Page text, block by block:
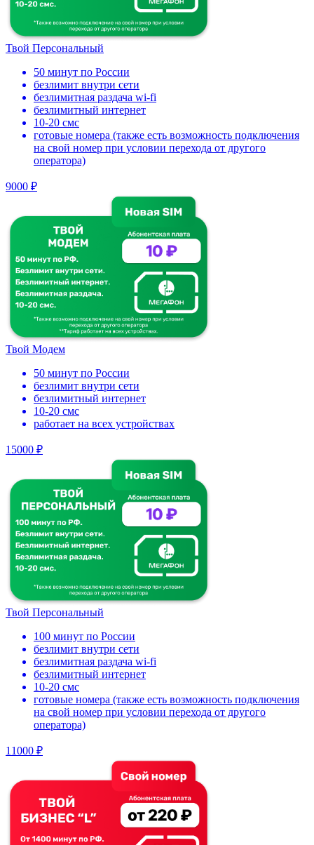
Твой Персональный
50 минут по России
безлимит внутри сети
безлимитная раздача wi-fi
безлимитный интернет
10-20 смс
готовые номера (также есть возможность подключения
на свой номер при условии перехода от другого
оператора)
9000 ₽
Твой Модем
50 минут по России
безлимит внутри сети
безлимитный интернет
10-20 смс
работает на всех устройствах
15000 ₽
Твой Персональный
100 минут по России
безлимит внутри сети
безлимитная раздача wi-fi
безлимитный интернет
10-20 смс
готовые номера (также есть возможность подключения
на свой номер при условии перехода от другого
оператора)
11000 ₽